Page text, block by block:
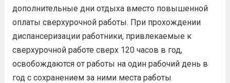
дополнительные дни отдыха вместо повышенной
оплаты сверхурочной работы. При прохождении
диспансеризации работники, привлекаемые к
сверхурочной работе сверх 120 часов в год,
освобождаются от работы на один рабочий день в
год с сохранением за ними места работы